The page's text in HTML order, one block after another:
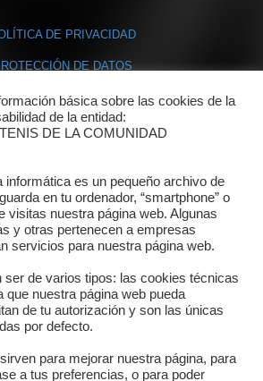
DE PRIVACIDAD
DE DATOS
DE COOKIES
Dónde estamos
departamentos
Horario
Formulario de contacto
básica sobre las cookies de la
de la entidad:
DE LA COMUNIDAD
informática es un pequeño archivo de
en tu ordenador, “smartphone” o
visitas nuestra página web. Algunas
y otras pertenecen a empresas
servicios para nuestra página web.
ser de varios tipos: las cookies técnicas
que nuestra página web pueda
de tu autorización y son las únicas
por defecto.
para mejorar nuestra página, para
a tus preferencias, o para poder